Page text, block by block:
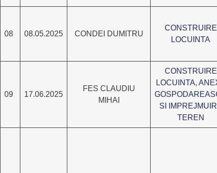
08 08.05.2025 CONDEI DUMITRU
CONSTRUIRE
LOCUINTA
09 17.06.2025
FES CLAUDIU
MIHAI
CONSTRUIRE
LOCUINTA,
SI
TEREN